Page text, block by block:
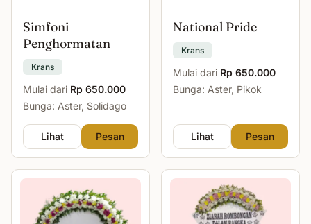
Simfoni
Penghormatan
Krans
Mulai dari Rp 650.000
Bunga: Aster, Solidago
Lihat Pesan
National Pride
Krans
Mulai dari Rp 650.000
Bunga: Aster, Pikok
Lihat Pesan